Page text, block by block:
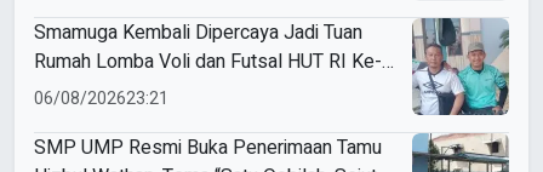
Smamuga Kembali Dipercaya Jadi Tuan
Rumah Lomba Voli dan Futsal HUT RI Ke-
81 Kecamatan Tulangan
06/08/202623:21
SMP UMP Resmi Buka Penerimaan Tamu